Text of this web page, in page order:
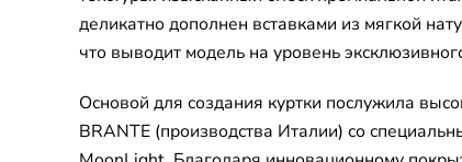
деликатно дополнен вставками из мягкой
что выводит модель на уровень
Основой для создания куртки послужила
BRANTE (производства Италии) со